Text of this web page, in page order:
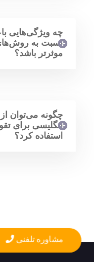
چه ویژگی‌هایی
نسبت به
موثرتر باشد؟
چگونه می‌توان
انگلیسی برای
استفاده کرد؟
مشاوره تلفنی